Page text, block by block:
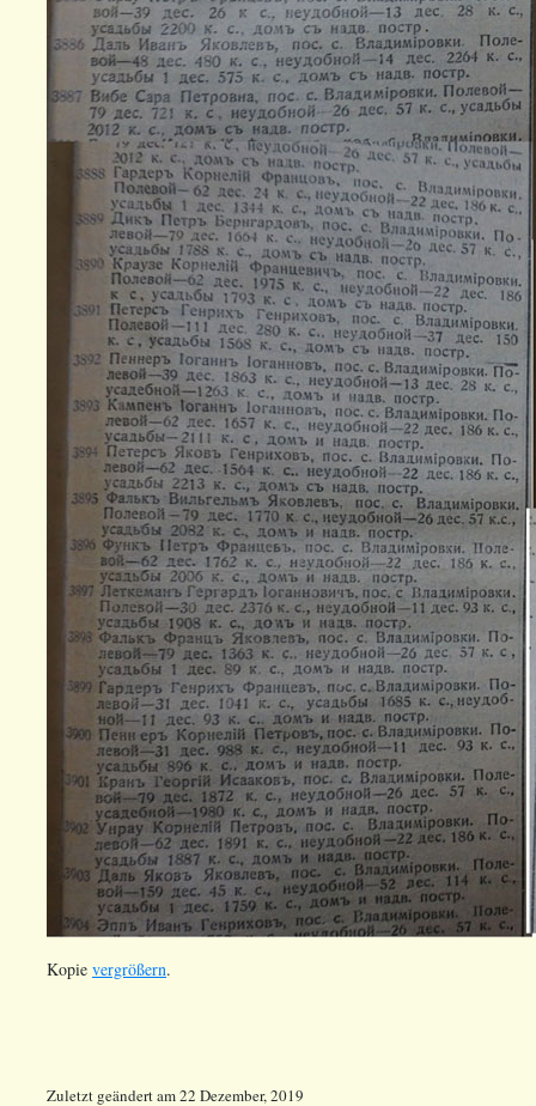
Kopie vergrößern.
Zuletzt geändertam22 Dezember, 2019